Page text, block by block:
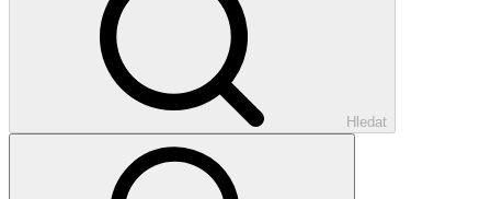
Hledat